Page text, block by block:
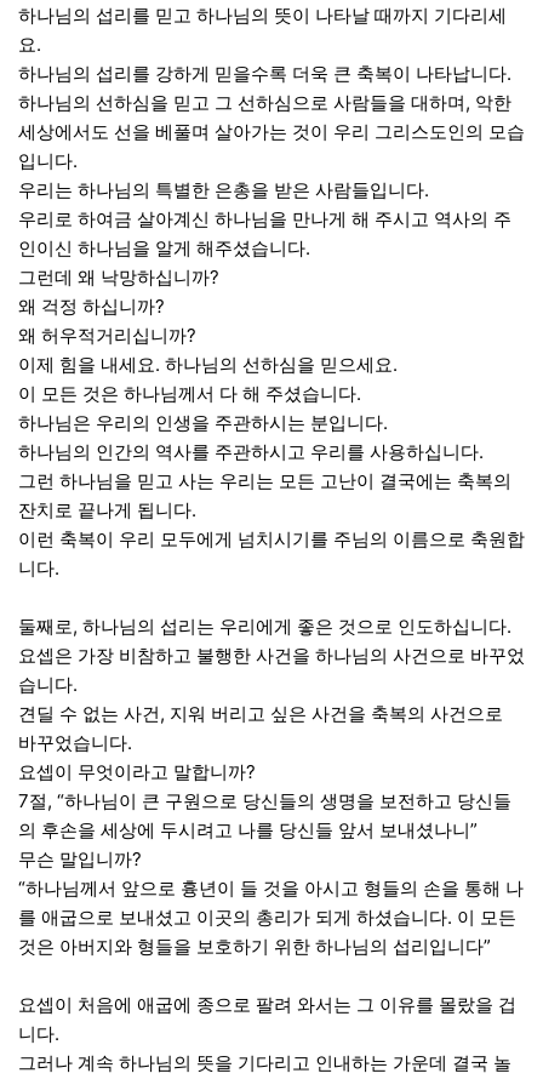
하나님의 섭리를 믿고 하나님의 뜻이 나타날 때까지 기다리세
요.
하나님의 섭리를 강하게 믿을수록 더욱 큰 축복이 나타납니다.
하나님의 선하심을 믿고 그 선하심으로 사람들을 대하며, 악한
세상에서도 선을 베풀며 살아가는 것이 우리 그리스도인의 모습
입니다.
우리는 하나님의 특별한 은총을 받은 사람들입니다.
우리로 하여금 살아계신 하나님을 만나게 해 주시고 역사의 주
인이신 하나님을 알게 해주셨습니다.
그런데 왜 낙망하십니까?
왜 걱정 하십니까?
왜 허우적거리십니까?
이제 힘을 내세요. 하나님의 선하심을 믿으세요.
이 모든 것은 하나님께서 다 해 주셨습니다.
하나님은 우리의 인생을 주관하시는 분입니다.
하나님의 인간의 역사를 주관하시고 우리를 사용하십니다.
그런 하나님을 믿고 사는 우리는 모든 고난이 결국에는 축복의
잔치로 끝나게 됩니다.
이런 축복이 우리 모두에게 넘치시기를 주님의 이름으로 축원합
니다.
둘째로, 하나님의 섭리는 우리에게 좋은 것으로 인도하십니다.
요셉은 가장 비참하고 불행한 사건을 하나님의 사건으로 바꾸었
습니다.
견딜 수 없는 사건, 지워 버리고 싶은 사건을 축복의 사건으로
바꾸었습니다.
요셉이 무엇이라고 말합니까?
7절, “하나님이 큰 구원으로 당신들의 생명을 보전하고 당신들
의 후손을 세상에 두시려고 나를 당신들 앞서 보내셨나니”
무슨 말입니까?
“하나님께서 앞으로 흉년이 들 것을 아시고 형들의 손을 통해 나
를 애굽으로 보내셨고 이곳의 총리가 되게 하셨습니다. 이 모든
것은 아버지와 형들을 보호하기 위한 하나님의 섭리입니다”
요셉이 처음에 애굽에 종으로 팔려 와서는 그 이유를 몰랐을 겁
니다.
그러나 계속 하나님의 뜻을 기다리고 인내하는 가운데 결국 놀